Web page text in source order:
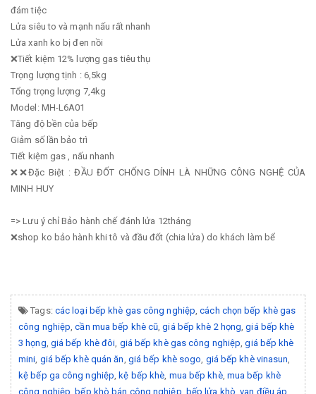
đám tiệc
Lửa siêu to và mạnh nấu rất nhanh
Lửa xanh ko bị đen nồi
❌Tiết kiệm 12% lượng gas tiêu thụ
Trọng lượng tịnh : 6,5kg
Tổng trọng lượng 7,4kg
Model: MH-L6A01
Tăng độ bền của bếp
Giảm số lần bảo trì
Tiết kiệm gas , nấu nhanh
❌❌Đặc Biệt : ĐẦU ĐỐT CHỐNG DÍNH LÀ NHỮNG CÔNG NGHỆ CỦA
MINH HUY
=> Lưu ý chỉ Bảo hành chế đánh lửa 12tháng
❌shop ko bảo hành khi tô và đầu đốt (chia lửa) do khách làm bể
Tags: các loại bếp khè gas công nghiệp ,cách chọn bếp khè gas
công nghiệp ,cần mua bếp khè cũ ,giá bếp khè 2 họng ,giá bếp khè
3 họng giá bếp khè đôi giá bếp khè gas công nghiệp ,giá bếp khè
mini giá bếp khè quán ăn giá bếp khè sogo giá bếp khè vinasun
kệ bếp ga công nghiệp ,kệ bếp khè mua bếp khè, mua bếp khè
công nghiệp ,bếp khò bán công nghiệp bếp lửa khò ,van điều áp